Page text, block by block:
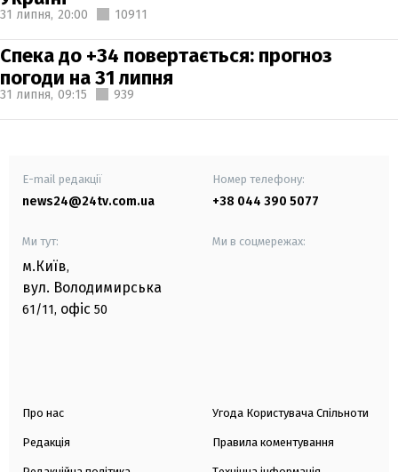
31 липня, 20:00 10911
Спека до +34 повертається: прогноз
погоди на 31 липня
31 липня, 09:15 939
E-mail редакції
news24@24tv.com.ua
Номер телефону:
+38 044 390 5077
Ми тут:
м.Київ,
вул. Володимирська
61/11, офіс 50
Ми в соцмережах:
Про нас
Редакція
Угода Користувача Спільноти
Правила коментування